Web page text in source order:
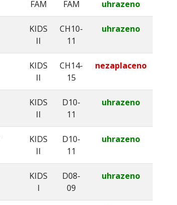
FAM FAM uhrazeno
KIDS
II
CH10-
11
uhrazeno
KIDS
II
CH14-
15
nezaplaceno
KIDS
II
D10-
11
uhrazeno
KIDS
II
D10-
11
uhrazeno
KIDS
I
D08-
09
uhrazeno